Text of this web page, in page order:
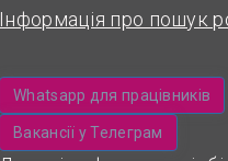
Інформація про пошук
Whatsapp для працівників
Вакансії у Телеграм